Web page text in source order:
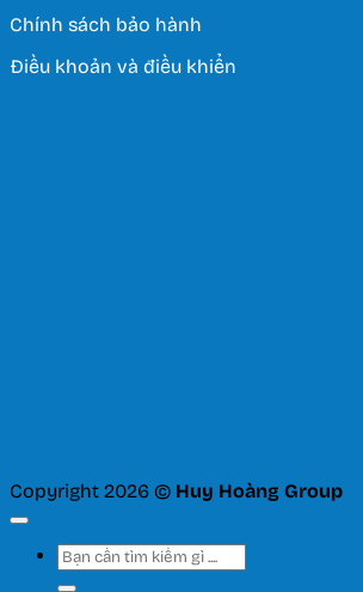
Chính sách bảo hành
Điều khoản và điều khiển
Copyright 2026 © Huy Hoàng Group
Tìm
kiếm: